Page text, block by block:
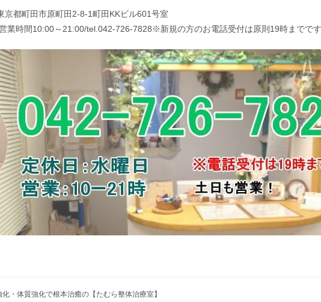
京都町田市原町田2-8-1町田KKビル601号室
業時間10:00～21:00/tel.042-726-7828※新規の方のお電話受付は原則19時までです
・体質強化で根本治癒の【たむら整体治療室】